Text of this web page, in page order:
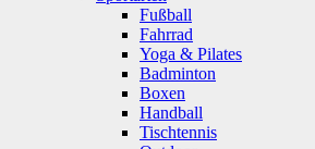
Fußball
Fahrrad
Yoga & Pilates
Badminton
Boxen
Handball
Tischtennis